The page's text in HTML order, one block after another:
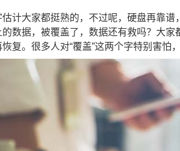
计大家都挺熟的，不过呢，硬盘再靠
的数据，被覆盖了，数据还有救吗？大
复。很多人对“覆盖”这两个字特别害